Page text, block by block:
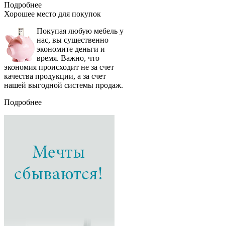
Подробнее
Хорошее место для покупок
Покупая любую мебель у
нас, вы существенно
экономите деньги и
время. Важно, что
экономия происходит не за счет
качества продукции, а за счет
нашей выгодной системы продаж.
Подробнее